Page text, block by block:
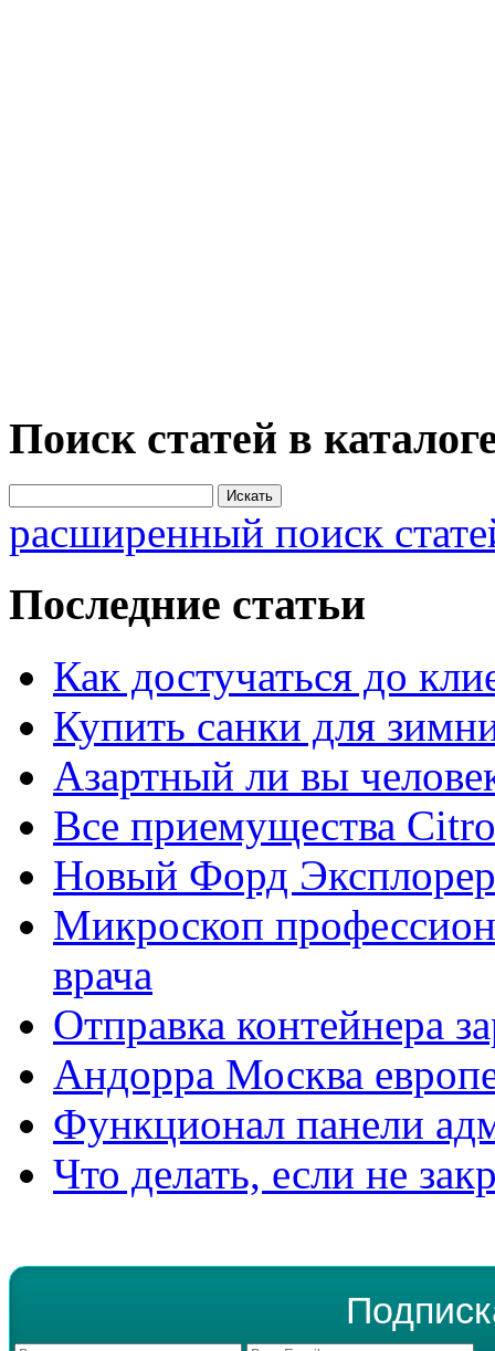
Поиск статей в
расширенный поиск
Последние статьи
Как достучаться до
Купить санки для
Азартный ли вы
Все приемущества
Новый Форд
Микроскоп
врача
Отправка контейнера
Андорра Москва
Функционал панели
Что делать, если не